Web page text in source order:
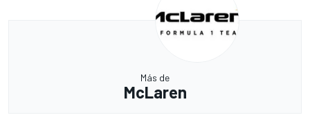
Más de
McLaren